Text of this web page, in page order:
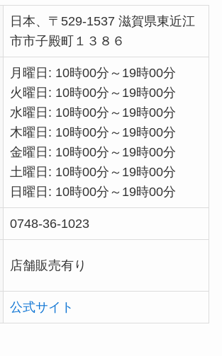
日本、〒529-1537 滋賀県東近江
市市子殿町１３８６
月曜日: 10時00分～19時00分
火曜日: 10時00分～19時00分
水曜日: 10時00分～19時00分
木曜日: 10時00分～19時00分
金曜日: 10時00分～19時00分
土曜日: 10時00分～19時00分
日曜日: 10時00分～19時00分
0748-36-1023
店舗販売有り
公式サイト